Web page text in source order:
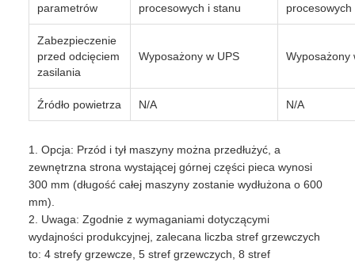
parametrów
procesowych i stanu
procesowych
Zabezpieczenie
przed odcięciem
zasilania
Wyposażony w UPS Wyposażony
Źródło powietrza N/A N/A
1. Opcja: Przód i tył maszyny można przedłużyć, a
zewnętrzna strona wystającej górnej części pieca wynosi
300 mm (długość całej maszyny zostanie wydłużona o 600
mm).
2. Uwaga: Zgodnie z wymaganiami dotyczącymi
wydajności produkcyjnej, zalecana liczba stref grzewczych
to: 4 strefy grzewcze, 5 stref grzewczych, 8 stref